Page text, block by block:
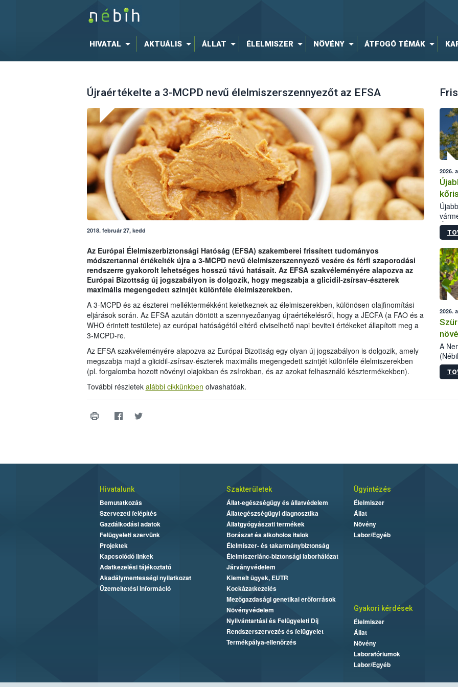
HIVATAL AKTUÁLIS ÁLLAT ÉLELMISZER NÖVÉNY ÁTFOGÓ TÉMÁK
Újraértékelte a 3-MCPD nevű élelmiszerszennyezőt az EFSA
2018. február 27, kedd
Az Európai Élelmiszerbiztonsági Hatóság (EFSA) szakemberei frissített tudományos
módszertannal értékelték újra a 3-MCPD nevű élelmiszerszennyező vesére és férfi szaporodási
rendszerre gyakorolt lehetséges hosszú távú hatásait. Az EFSA szakvéleményére alapozva az
Európai Bizottság új jogszabályon is dolgozik, hogy megszabja a glicidil-zsírsav-észterek
maximális megengedett szintjét különféle élelmiszerekben.
A 3-MCPD és az észterei melléktermékként keletkeznek az élelmiszerekben, különösen olajfinomítási
eljárások során. Az EFSA azután döntött a szennyezőanyag újraértékelésről, hogy a JECFA (a FAO és a
WHO érintett testülete) az európai hatóságétól eltérő elviselhető napi beviteli értékeket állapított meg a
3-MCPD-re.
Az EFSA szakvéleményére alapozva az Európai Bizottság egy olyan új jogszabályon is dolgozik, amely
megszabja majd a glicidil-zsírsav-észterek maximális megengedett szintjét különféle élelmiszerekben
(pl. forgalomba hozott növényi olajokban és zsírokban, és az azokat felhasználó késztermékekben).
További részletek alábbi cikkünkben olvashatóak.
2026.
2026.
A
Hivatalunk
Bemutatkozás
Szervezeti felépítés
Gazdálkodási adatok
Felügyeleti szervünk
Projektek
Kapcsolódó linkek
Adatkezelési tájékoztató
Akadálymentességi nyilatkozat
Üzemeltetési információ
Szakterületek
Állat-egészségügy és állatvédelem
Állategészségügyi diagnosztika
Állatgyógyászati termékek
Borászat és alkoholos italok
Élelmiszer- és takarmánybiztonság
Élelmiszerlánc-biztonsági laborhálózat
Járványvédelem
Kiemelt ügyek, EUTR
Kockázatkezelés
Mezőgazdasági genetikai erőforrások
Növényvédelem
Nyilvántartási és Felügyeleti Díj
Rendszerszervezés és felügyelet
Termékpálya-ellenőrzés
Ügyintézés
Élelmiszer
Állat
Növény
Labor/Egyéb
Gyakori kérdések
Élelmiszer
Állat
Növény
Laboratóriumok
Labor/Egyéb